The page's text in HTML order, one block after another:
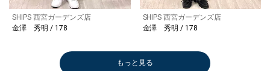
SHIPS 西宮ガーデンズ店
金澤 秀明 / 178
SHIPS 西宮ガーデンズ店
金澤 秀明 / 178
もっと見る